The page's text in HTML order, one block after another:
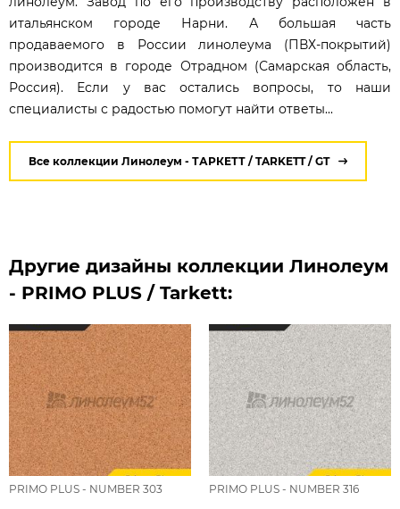
итальянском городе Нарни. А большая часть
продаваемого в России линолеума (ПВХ-покрытий)
производится в городе Отрадном (Самарская область,
Россия). Если у вас остались вопросы, то наши
специалисты с радостью помогут найти ответы...
Все коллекции Линолеум - ТАРКЕТТ / TARKETT / GT
Другие дизайны коллекции Линолеум
- PRIMO PLUS / Tarkett:
PRIMO PLUS - NUMBER 303 PRIMO PLUS - NUMBER 316